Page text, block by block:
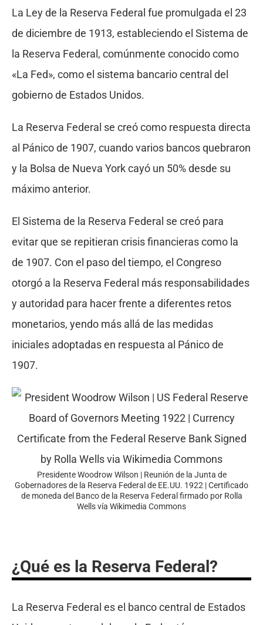
La Ley de la Reserva Federal fue promulgada el 23
de diciembre de 1913, estableciendo el Sistema de
la Reserva Federal, comúnmente conocido como
«La Fed», como el sistema bancario central del
gobierno de Estados Unidos.
La Reserva Federal se creó como respuesta directa
al Pánico de 1907, cuando varios bancos quebraron
y la Bolsa de Nueva York cayó un 50% desde su
máximo anterior.
El Sistema de la Reserva Federal se creó para
evitar que se repitieran crisis financieras como la
de 1907. Con el paso del tiempo, el Congreso
otorgó a la Reserva Federal más responsabilidades
y autoridad para hacer frente a diferentes retos
monetarios, yendo más allá de las medidas
iniciales adoptadas en respuesta al Pánico de
1907.
Presidente Woodrow Wilson | Reunión de la Junta de
Gobernadores de la Reserva Federal de EE.UU. 1922 | Certificado
de moneda del Banco de la Reserva Federal firmado por Rolla
Wells vía Wikimedia Commons
¿Qué es la Reserva Federal?
La Reserva Federal es el banco central de Estados